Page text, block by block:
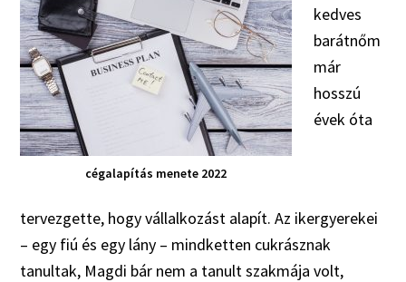
cégalapítás menete 2022
kedves
barátnőm
már
hosszú
évek óta
tervezgette, hogy vállalkozást alapít. Az ikergyerekei
– egy fiú és egy lány – mindketten cukrásznak
tanultak, Magdi bár nem a tanult szakmája volt,